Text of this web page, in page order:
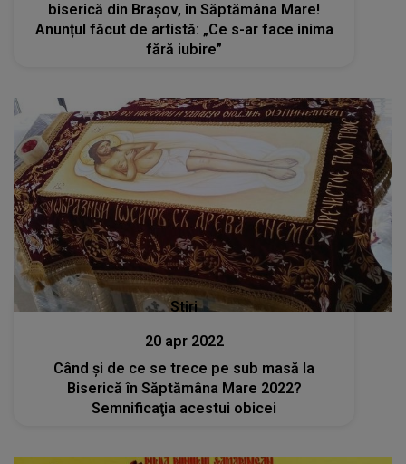
biserică din Brașov, în Săptămâna Mare!
Anunțul făcut de artistă: „Ce s-ar face inima
fără iubire”
Stiri
20 apr 2022
Când și de ce se trece pe sub masă la
Biserică în Săptămâna Mare 2022?
Semnificaţia acestui obicei